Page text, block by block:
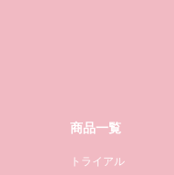
商品一覧
トライアル